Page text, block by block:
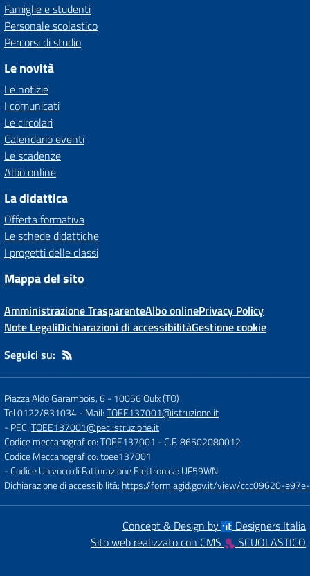
Famiglie e studenti
Personale scolastico
Percorsi di studio
Le novità
Le notizie
I comunicati
Le circolari
Calendario eventi
Le scadenze
Albo online
La didattica
Offerta formativa
Le schede didattiche
I progetti delle classi
Mappa del sito
Amministrazione TrasparenteAlbo onlinePrivacy Policy
Note LegaliDichiarazioni di accessibilitàGestione cookie
Seguici su:
Piazza Aldo Garambois, 6-10056 Oulx (TO)
Tel 0122/831034- Mail:TOEE137001@istruzione.it
- PEC:TOEE137001@pec.istruzione.it
Codice meccanografico: TOEE137001 - C.F. 86502080012
Codice Meccanografico: toee137001
- Codice Univoco di Fatturazione Elettronica: UF59WN
Dichiarazione di accessibilità: https://form.agid.gov.it/view/ccc09620-
Concept & Design by
Designers Italia
Sito web realizzato con CMS
SCUOLASTICO